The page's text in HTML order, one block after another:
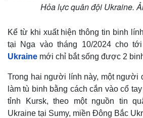
Thế giới
Quan sát
Cuộc sống đó đây
Hồ sơ
Video
Ảnh
E-
Hỏa lực quân đội Ukraine.
Kể từ khi xuất hiện thông tin binh
tại Nga vào tháng 10/2024 cho
Ukraine mới chỉ bắt sống được 2
Trong hai người lính này, một người
làm tù binh bằng cách cắn vào cổ
tỉnh Kursk, theo một nguồn tin
Ukraine tại Sumy, miền Đông Bắc